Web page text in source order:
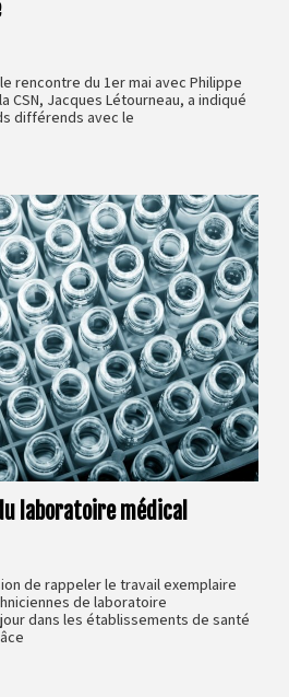
rencontre du 1er mai avec Philippe
CSN, Jacques Létourneau, a indiqué
différends avec le
laboratoire médical
de rappeler le travail exemplaire
de laboratoire
dans les établissements de santé